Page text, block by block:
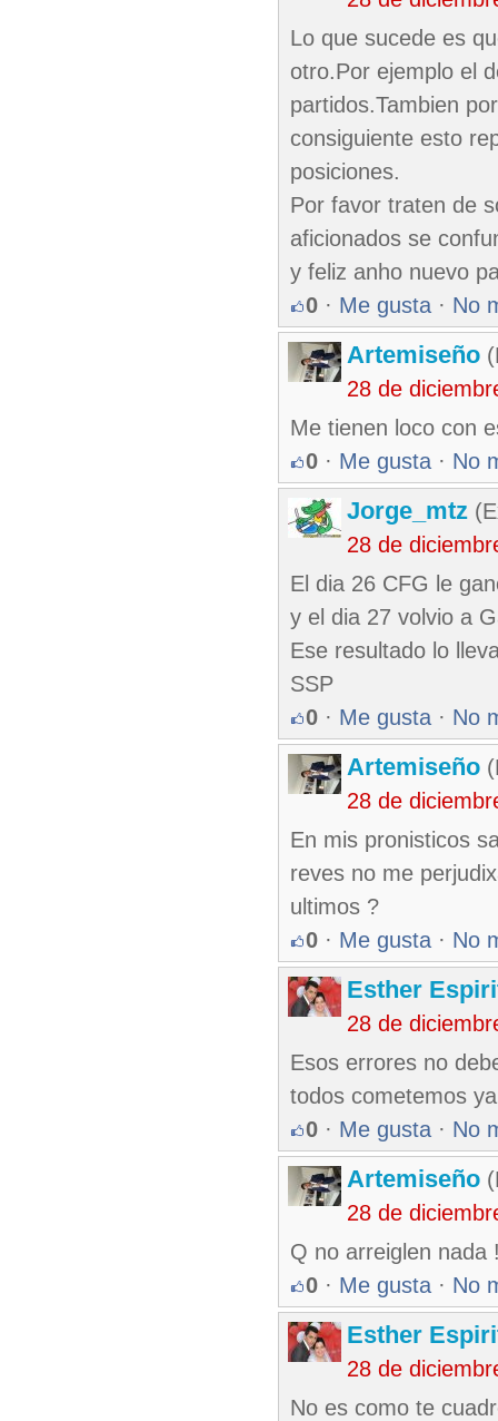
Lo que sucede es
otro.Por ejemplo el
partidos.Tambien
consiguiente esto
posiciones.
Por favor traten de
aficionados se
y feliz anho nuevo
0 · Me gusta · No
Artemiseño
28 de
Me tienen loco con
0 · Me gusta · No
Jorge_mtz
28 de
El dia 26 CFG le
y el dia 27 volvio a
Ese resultado lo
SSP
0 · Me gusta · No
Artemiseño
28 de
En mis pronisticos
reves no me
ultimos ?
0 · Me gusta · No
Esther
28 de
Esos errores no
todos cometemos
0 · Me gusta · No
Artemiseño
28 de
Q no arreiglen nada
0 · Me gusta · No
Esther
28 de
No es como te